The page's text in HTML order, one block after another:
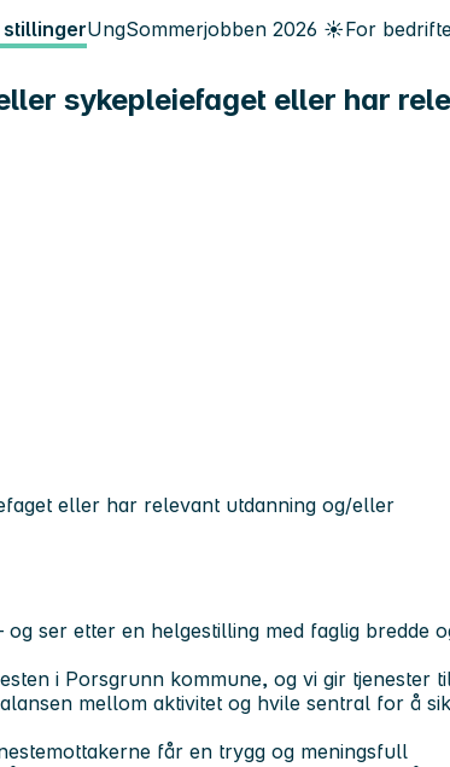
stillingerUngSommerjobben 2026 ☀️For
sykepleiefaget eller har
eller har relevant utdanning og/eller
ser etter en helgestilling med faglig bredde
i Porsgrunn kommune, og vi gir tjenester
mellom aktivitet og hvile sentral for å
får en trygg og meningsfull